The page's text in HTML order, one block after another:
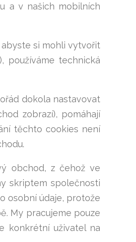
a v našich mobilních
si mohli vytvořit
používáme technická
dokola nastavovat
zobrazí), pomáhají
těchto cookies není
obchod, z čehož ve
skriptem společnosti
osobní údaje, protože
My pracujeme pouze
konkrétní uživatel na